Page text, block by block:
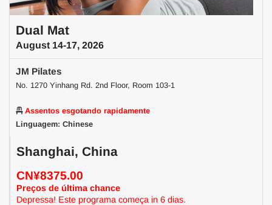
Dual Mat
August 14-17, 2026
JM Pilates
No. 1270 Yinhang Rd. 2nd Floor, Room 103-1
Assentos esgotando rapidamente
Linguagem: Chinese
Shanghai, China
CN¥8375.00
Preços de última chance
Depressa! Este programa começa in 6 dias.